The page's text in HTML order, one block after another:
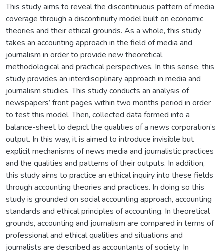
This study aims to reveal the discontinuous pattern of media
coverage through a discontinuity model built on economic
theories and their ethical grounds. As a whole, this study
takes an accounting approach in the field of media and
journalism in order to provide new theoretical,
methodological and practical perspectives. In this sense, this
study provides an interdisciplinary approach in media and
journalism studies. This study conducts an analysis of
newspapers’ front pages within two months period in order
to test this model. Then, collected data formed into a
balance-sheet to depict the qualities of a news corporation’s
output. In this way, it is aimed to introduce invisible but
explicit mechanisms of news media and journalistic practices
and the qualities and patterns of their outputs. In addition,
this study aims to practice an ethical inquiry into these fields
through accounting theories and practices. In doing so this
study is grounded on social accounting approach, accounting
standards and ethical principles of accounting. In theoretical
grounds, accounting and journalism are compared in terms of
professional and ethical qualities and situations and
journalists are described as accountants of society. In